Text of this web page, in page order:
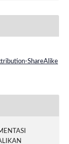
ShareAlike